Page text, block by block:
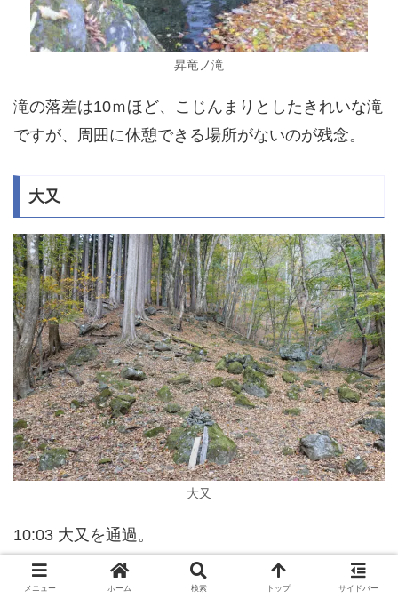
昇竜ノ滝
滝の落差は10ｍほど、こじんまりとしたきれいな滝
ですが、周囲に休憩できる場所がないのが残念。
大又
大又
10:03 大又を通過。
白井差新道は左方向に進みます。
メニュー ホーム 検索 トップ サイドバー